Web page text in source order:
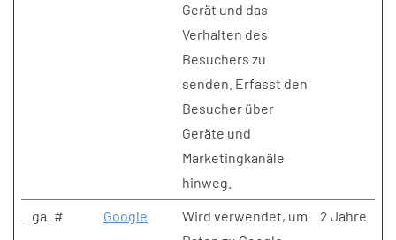
Gerät und das
Verhalten des
Besuchers zu
senden. Erfasst den
Besucher über
Geräte und
Marketingkanäle
hinweg.
_ga_# Google
Wird verwendet, um
2 Jahre